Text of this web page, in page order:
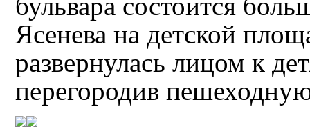
Ясенева на детской
развернулась лицом к
перегородив